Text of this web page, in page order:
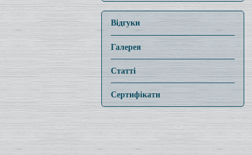
Відгуки
Галерея
Статті
Сертифікати